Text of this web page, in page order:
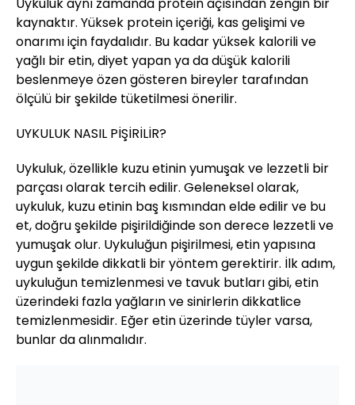
Uykuluk aynı zamanda protein açısından zengin bir
kaynaktır. Yüksek protein içeriği, kas gelişimi ve
onarımı için faydalıdır. Bu kadar yüksek kalorili ve
yağlı bir etin, diyet yapan ya da düşük kalorili
beslenmeye özen gösteren bireyler tarafından
ölçülü bir şekilde tüketilmesi önerilir.
UYKULUK NASIL PİŞİRİLİR?
Uykuluk, özellikle kuzu etinin yumuşak ve lezzetli bir
parçası olarak tercih edilir. Geleneksel olarak,
uykuluk, kuzu etinin baş kısmından elde edilir ve bu
et, doğru şekilde pişirildiğinde son derece lezzetli ve
yumuşak olur. Uykuluğun pişirilmesi, etin yapısına
uygun şekilde dikkatli bir yöntem gerektirir. İlk adım,
uykuluğun temizlenmesi ve tavuk butları gibi, etin
üzerindeki fazla yağların ve sinirlerin dikkatlice
temizlenmesidir. Eğer etin üzerinde tüyler varsa,
bunlar da alınmalıdır.